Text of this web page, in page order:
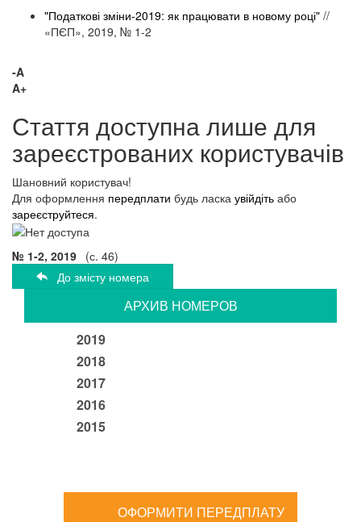
"Податкові зміни-2019: як працювати в новому році" //
«ПЄП», 2019, № 1-2
-A
A+
Стаття доступна лише для
зареєстрованих користувачів
Шановний користувач!
Для оформлення передплати будь ласка увійдіть або
зареєструйтеся.
№ 1-2, 2019 (с. 46)
До змісту номера
АРХИВ НОМЕРОВ
2019
2018
2017
2016
2015
ОФОРМИТИ ПЕРЕДПЛАТУ